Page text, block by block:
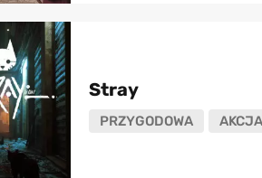
Stray
PRZYGODOWA AKCJA